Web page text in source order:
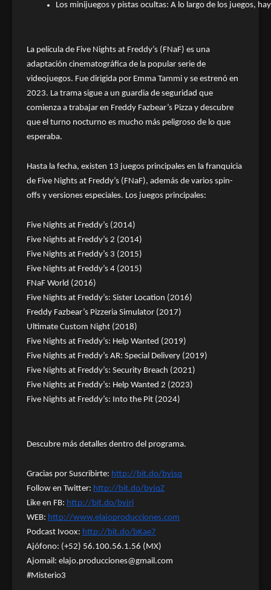
Los minijuegos y pistas ocultas: A lo largo de los juegos,
La película de Five Nights at Freddy’s (FNaF) es una
adaptación cinematográfica de la popular serie de
videojuegos. Fue dirigida por Emma Tammi y se estrenó en
2023. La trama sigue a un guardia de seguridad que
comienza a trabajar en Freddy Fazbear’s Pizza y descubre
que el turno nocturno es mucho más peligroso de lo que
esperaba.
Hasta la fecha, existen 13 juegos principales en la franquicia
de Five Nights at Freddy’s (FNaF), además de varios spin-
offs y versiones especiales. Los juegos principales:
Five Nights at Freddy’s (2014)
Five Nights at Freddy’s 2 (2014)
Five Nights at Freddy’s 3 (2015)
Five Nights at Freddy’s 4 (2015)
FNaF World (2016)
Five Nights at Freddy’s: Sister Location (2016)
Freddy Fazbear’s Pizzeria Simulator (2017)
Ultimate Custom Night (2018)
Five Nights at Freddy’s: Help Wanted (2019)
Five Nights at Freddy’s AR: Special Delivery (2019)
Five Nights at Freddy’s: Security Breach (2021)
Five Nights at Freddy’s: Help Wanted 2 (2023)
Five Nights at Freddy’s: Into the Pit (2024)
Descubre más detalles dentro del programa.
Gracias por Suscribirte: http://bit.do/byjsq
Follow en Twitter: http://bit.do/byjqZ
Like en FB: http://bit.do/byjri
WEB: http://www.elajoproducciones.com
Podcast Ivoox: http://bit.do/bKae7
Ajófono: (+52) 56.100.56.1.56 (MX)
Ajomail: elajo.producciones@gmail.com
#Misterio3